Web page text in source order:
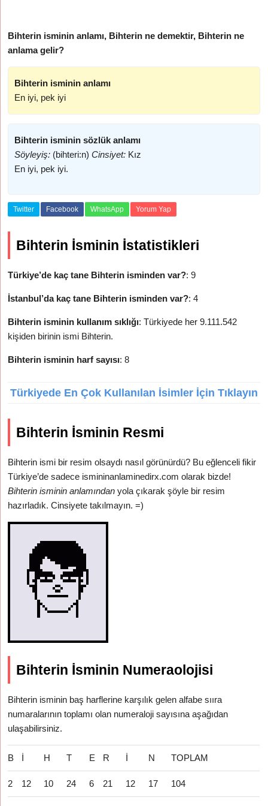
Bihterin isminin anlamı, Bihterin ne demektir, Bihterin ne
anlama gelir?
Bihterin isminin anlamı
En iyi, pek iyi
Bihterin isminin sözlük anlamı
Söyleyiş: (bihteri:n)Cinsiyet: Kız
En iyi, pek iyi.
Twitter Facebook WhatsApp Yorum Yap
Bihterin İsminin İstatistikleri
Türkiye’de kaç tane Bihterin isminden var?: 9
İstanbul’da kaç tane Bihterin isminden var?: 4
Bihterin isminin kullanım sıklığı: Türkiyede her 9.111.542
kişiden birinin ismi Bihterin.
Bihterin isminin harf sayısı: 8
Türkiyede En Çok Kullanılan İsimler İçin Tıklayın
Bihterin İsminin Resmi
Bihterin ismi bir resim olsaydı nasıl görünürdü? Bu eğlenceli fikir
Türkiye’de sadece ismininanlaminedirx.com olarak bizde!
Bihterin isminin anlamından yola çıkarak şöyle bir resim
hazırladık. Cinsiyete takılmayın. =)
Bihterin İsminin Numeraolojisi
Bihterin isminin baş harflerine karşılık gelen alfabe sııra
numaralarının toplamı olan numeraloji sayısına aşağıdan
ulaşabilirsiniz.
B İ H T E R İ N TOPLAM
2 12 10 24 6 21 12 17 104